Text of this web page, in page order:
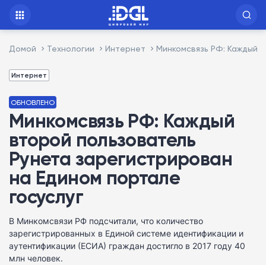
Домой Технологии Интернет Минкомсвязь РФ: Каждый
Интернет
ОБНОВЛЕНО
Минкомсвязь РФ: Каждый
второй пользователь
Рунета зарегистрирован
на Едином портале
госуслуг
В Минкомсвязи РФ подсчитали, что количество
зарегистрированных в Единой системе идентификации и
аутентификации (ЕСИА) граждан достигло в 2017 году 40
млн человек.